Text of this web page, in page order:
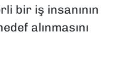
bir iş insanının
alınmasını